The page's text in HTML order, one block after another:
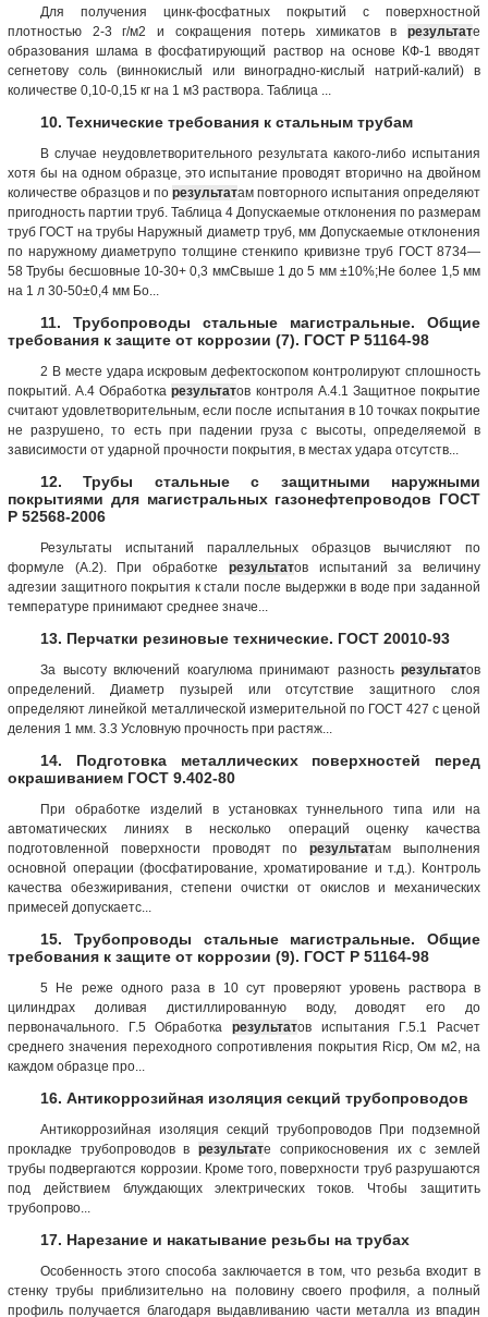
Для получения цинк-фосфатных покрытий с поверхностной
плотностью 2-3 г/м2 и сокращения потерь химикатов в результате
образования шлама в фосфатирующий раствор на основе КФ-1 вводят
сегнетову соль (виннокислый или виноградно-кислый натрий-калий) в
количестве 0,10-0,15 кг на 1 м3 раствора. Таблица ...
10. Технические требования к стальным трубам
В случае неудовлетворительного результата какого-либо испытания
хотя бы на одном образце, это испытание проводят вторично на двойном
количестве образцов и по результатам повторного испытания определяют
пригодность партии труб. Таблица 4 Допускаемые отклонения по размерам
труб ГОСТ на трубы Наружный диаметр труб, мм Допускаемые отклонения
по наружному диаметрупо толщине стенкипо кривизне труб ГОСТ 8734—
58 Трубы бесшовные 10-30+ 0,3 ммСвыше 1 до 5 мм ±10%;Не более 1,5 мм
на 1 л 30-50±0,4 мм Бо...
11. Трубопроводы стальные магистральные. Общие
требования к защите от коррозии (7). ГОСТ Р 51164-98
2 В месте удара искровым дефектоскопом контролируют сплошность
покрытий. А.4 Обработкарезультатов контроля А.4.1 Защитное покрытие
считают удовлетворительным, если после испытания в 10 точках покрытие
не разрушено, то есть при падении груза с высоты, определяемой в
зависимости от ударной прочности покрытия, в местах удара отсутств...
12. Трубы стальные с защитными наружными
покрытиями для магистральных газонефтепроводов ГОСТ
Р 52568-2006
Результаты испытаний параллельных образцов вычисляют по
формуле (А.2). При обработке результатов испытаний за величину
адгезии защитного покрытия к стали после выдержки в воде при заданной
температуре принимают среднее значе...
13. Перчатки резиновые технические. ГОСТ 20010-93
За высоту включений коагулюма принимают разность результатов
определений. Диаметр пузырей или отсутствие защитного слоя
определяют линейкой металлической измерительной по ГОСТ 427 с ценой
деления 1 мм. 3.3 Условную прочность при растяж...
14. Подготовка металлических поверхностей перед
окрашиванием ГОСТ 9.402-80
При обработке изделий в установках туннельного типа или на
автоматических линиях в несколько операций оценку качества
подготовленной поверхности проводят порезультатам выполнения
основной операции (фосфатирование, хроматирование и т.д.). Контроль
качества обезжиривания, степени очистки от окислов и механических
примесей допускаетс...
15. Трубопроводы стальные магистральные. Общие
требования к защите от коррозии (9). ГОСТ Р 51164-98
5 Не реже одного раза в 10 сут проверяют уровень раствора в
цилиндрах доливая дистиллированную воду, доводят его до
первоначального. Г.5 Обработка результатов испытания Г.5.1 Расчет
среднего значения переходного сопротивления покрытия Riсp, Ом м2, на
каждом образце про...
16. Антикоррозийная изоляция секций трубопроводов
Антикоррозийная изоляция секций трубопроводов При подземной
прокладке трубопроводов врезультате соприкосновения их с землей
трубы подвергаются коррозии. Кроме того, поверхности труб разрушаются
под действием блуждающих электрических токов. Чтобы защитить
трубопрово...
17. Нарезание и накатывание резьбы на трубах
Особенность этого способа заключается в том, что резьба входит в
стенку трубы приблизительно на половину своего профиля, а полный
профиль получается благодаря выдавливанию части металла из впадин